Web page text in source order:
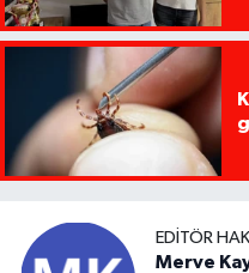
EDITÖR
Merve